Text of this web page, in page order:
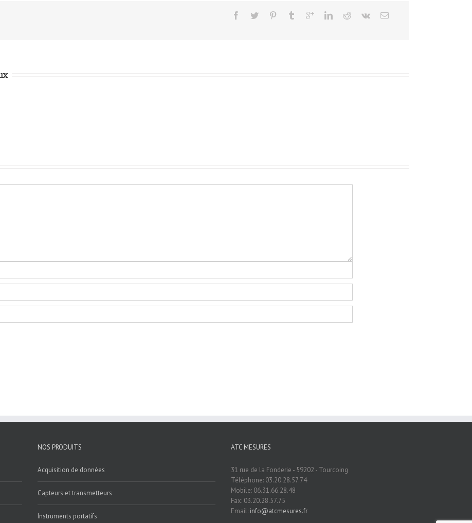
NOS PRODUITS
Acquisition de données
Capteurs et transmetteurs
Instruments portatifs
ATC MESURES
31 rue de la Fonderie - 59202 - Tourcoing
Téléphone: 03.20.28.57.74
Mobile: 06.31.66.28.48
Fax: 03.20.28.57.75
Email: info@atcmesures.fr